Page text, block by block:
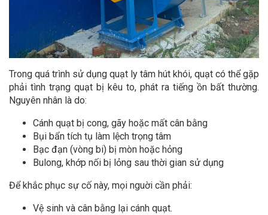
Trong quá trình sử dụng quạt ly tâm hút khói, quạt có thể gặp
phải tình trạng quạt bị kêu to, phát ra tiếng ồn bất thường.
Nguyên nhân là do:
Cánh quạt bị cong, gãy hoặc mất cân bằng
Bụi bẩn tích tụ làm lệch trọng tâm
Bạc đạn (vòng bi) bị mòn hoặc hỏng
Bulong, khớp nối bị lỏng sau thời gian sử dụng
Để khắc phục sự cố này, mọi nguời cần phải:
Vệ sinh và cân bằng lại cánh quạt.